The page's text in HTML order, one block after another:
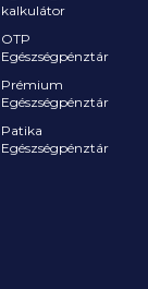
kalkulátor
OTP
Egészségpénztár
Prémium
Egészségpénztár
Patika
Egészségpénztár